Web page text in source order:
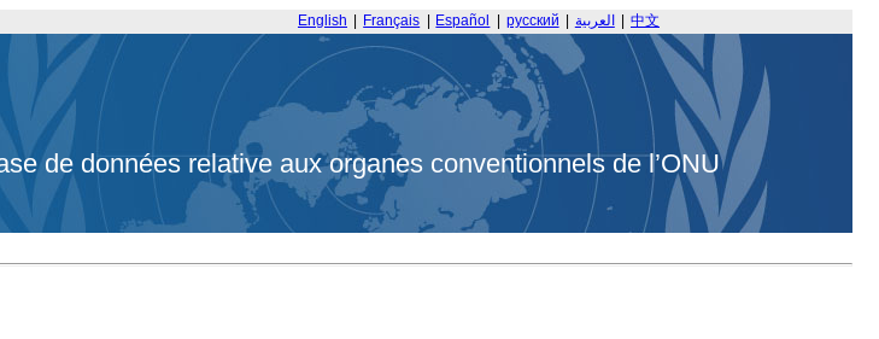
English Français Español русский العربية 中文
de données relative aux organes conventionnels de l’ONU